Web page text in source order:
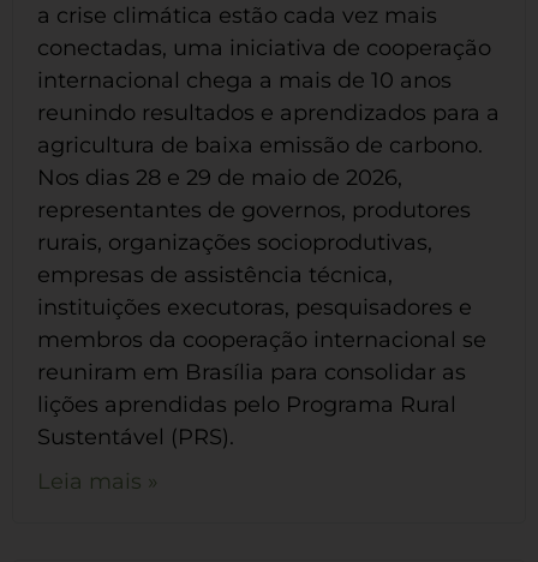
a crise climática estão cada vez mais
conectadas, uma iniciativa de cooperação
internacional chega a mais de 10 anos
reunindo resultados e aprendizados para a
agricultura de baixa emissão de carbono.
Nos dias 28 e 29 de maio de 2026,
representantes de governos, produtores
rurais, organizações socioprodutivas,
empresas de assistência técnica,
instituições executoras, pesquisadores e
membros da cooperação internacional se
reuniram em Brasília para consolidar as
lições aprendidas pelo Programa Rural
Sustentável (PRS).
Leia mais »